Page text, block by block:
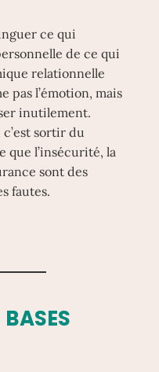
ce qui
de ce qui
relationnelle
pas l’émotion, mais
inutilement.
sortir du
que l’insécurité, la
sont des
fautes.